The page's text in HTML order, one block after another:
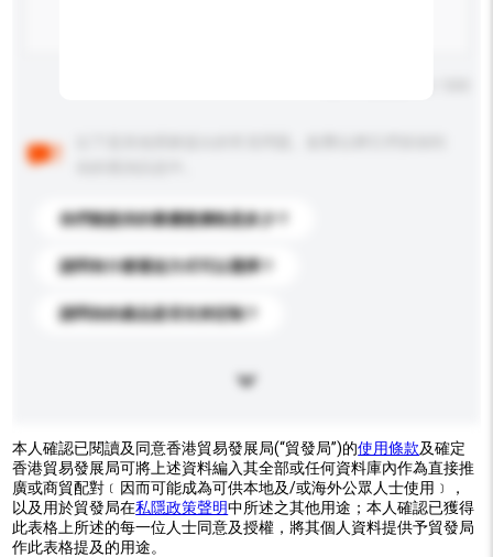
你們能提供的最優惠價格是多少？
請問有什麼運送方式可以選擇？
請問你的產品是否支持定制？
本人確認已閱讀及同意香港貿易發展局(“貿發局”)的使用條款及確定
香港貿易發展局可將上述資料編入其全部或任何資料庫內作為直接推
廣或商貿配對﹝因而可能成為可供本地及/或海外公眾人士使用﹞，
以及用於貿發局在私隱政策聲明中所述之其他用途；本人確認已獲得
此表格上所述的每一位人士同意及授權，將其個人資料提供予貿發局
作此表格提及的用途。